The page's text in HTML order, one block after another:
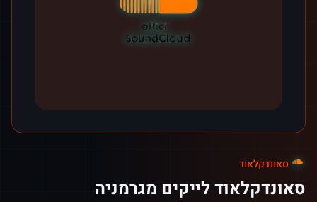
סאונדקלאוד
סאונדקלאוד לייקים מגרמניה